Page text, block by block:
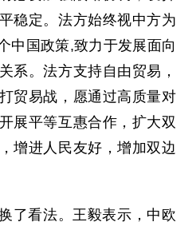
稳定。法方始终视中方为
中国政策,致力于发展面向
系。法方支持自由贸易，
贸易战，愿通过高质量对
展平等互惠合作，扩大双
增进人民友好，增加双边
了看法。王毅表示，中欧